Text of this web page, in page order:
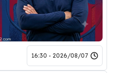
2026/08/07 - 16:30